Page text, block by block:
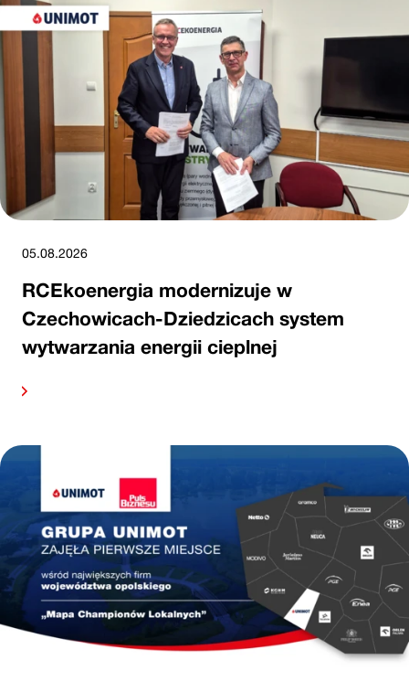
05.08.2026
RCEkoenergia modernizuje w
Czechowicach-Dziedzicach system
wytwarzania energii cieplnej